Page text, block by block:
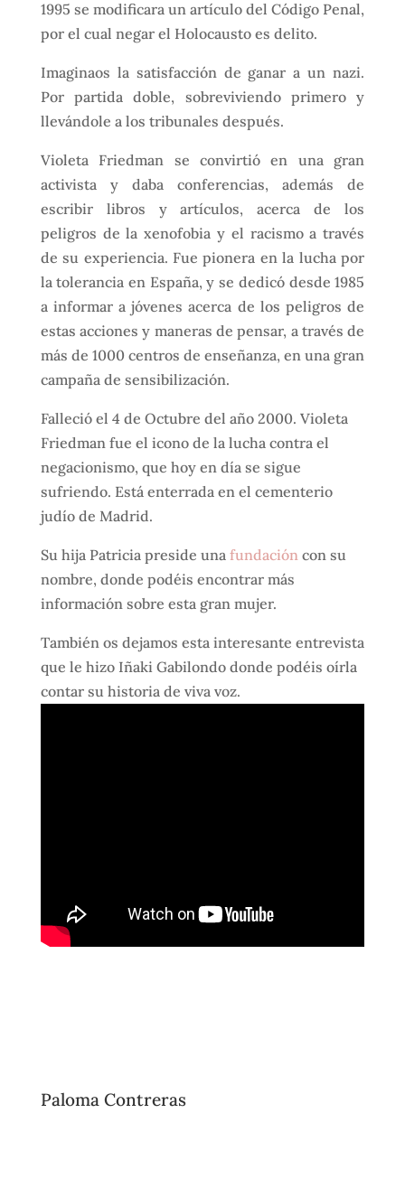
1995 se modificara un artículo del Código Penal,
por el cual negar el Holocausto es delito.
Imaginaos la satisfacción de ganar a un nazi.
Por partida doble, sobreviviendo primero y
llevándole a los tribunales después.
Violeta Friedman se convirtió en una gran
activista y daba conferencias, además de
escribir libros y artículos, acerca de los
peligros de la xenofobia y el racismo a través
de su experiencia. Fue pionera en la lucha por
la tolerancia en España, y se dedicó desde 1985
a informar a jóvenes acerca de los peligros de
estas acciones y maneras de pensar, a través de
más de 1000 centros de enseñanza, en una gran
campaña de sensibilización.
Falleció el 4 de Octubre del año 2000. Violeta
Friedman fue el icono de la lucha contra el
negacionismo, que hoy en día se sigue
sufriendo. Está enterrada en el cementerio
judío de Madrid.
Su hija Patricia preside una fundación con su
nombre, donde podéis encontrar más
información sobre esta gran mujer.
También os dejamos esta interesante entrevista
que le hizo Iñaki Gabilondo donde podéis oírla
contar su historia de viva voz.
Paloma Contreras